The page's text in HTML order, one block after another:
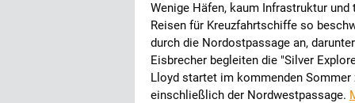
Wenige Häfen, kaum Infrastruktur
Reisen für Kreuzfahrtschiffe so
durch die Nordostpassage an,
Eisbrecher begleiten die "Silver
Lloyd startet im kommenden
einschließlich der Nordwestpassage.